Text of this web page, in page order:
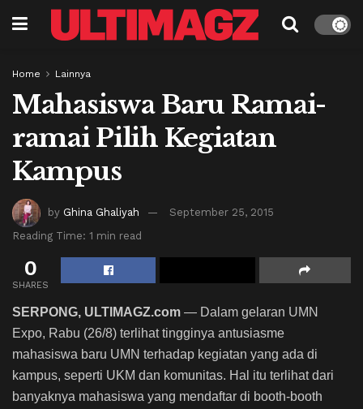
Home Lainnya
Mahasiswa Baru Ramai-
ramai Pilih Kegiatan
Kampus
by Ghina Ghaliyah
September 25, 2015
Reading Time: 1 min read
0
SHARES
SERPONG, ULTIMAGZ.com — Dalam gelaran UMN
Expo, Rabu (26/8) terlihat tingginya antusiasme
mahasiswa baru UMN terhadap kegiatan yang ada di
kampus, seperti UKM dan komunitas. Hal itu terlihat dari
banyaknya mahasiswa yang mendaftar di booth-booth